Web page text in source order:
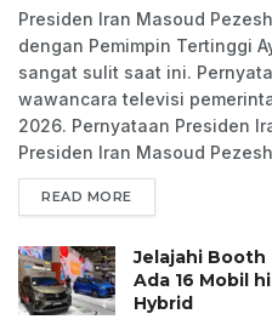
Presiden Iran Masoud
dengan Pemimpin Tertinggi
sangat sulit saat ini.
wawancara televisi
2026. Pernyataan Presiden
Presiden Iran Masoud
READ MORE
Jelajahi Booth
Ada 16 Mobil
Hybrid